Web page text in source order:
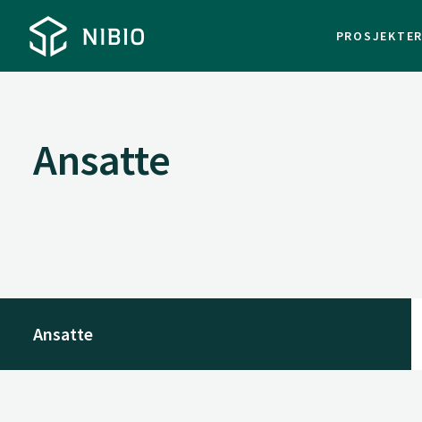
PROSJEKTER
Ansatte
Ansatte